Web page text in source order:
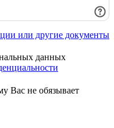
или другие документы
данных
Вас не обязывает